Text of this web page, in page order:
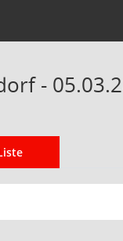
-